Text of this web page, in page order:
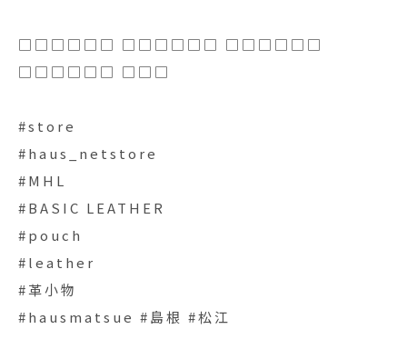
□□□□□□ □□□□□□ □□□□□□
□□□□□□ □□□
#store
#haus_netstore
#MHL
#BASIC LEATHER
#pouch
#leather
#革小物
#hausmatsue #島根 #松江